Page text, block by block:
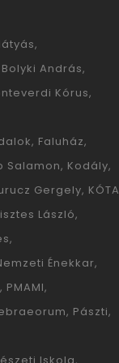
Bolyki András
Kórus
Faluház
Salamon Kodály
Gergely KÓTA
László
Énekkar
PMAMI
Pászti